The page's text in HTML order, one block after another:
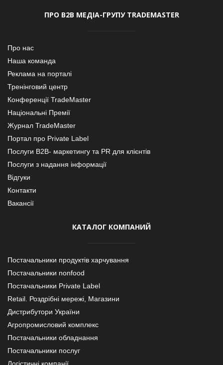
ПРО В2В МЕДІА-ГРУПУ TRADEMASTER
Про нас
Наша команда
Реклама на порталі
Тренінговий центр
Конференції TradeMaster
Національні Премії
Журнал TradeMaster
Портал про Private Label
Послуги В2В- маркетингу та PR для клієнтів
Послуги з надання інформації
Відгуки
Контакти
Вакансії
КАТАЛОГ КОМПАНИЙ
Постачальники продуктів харчування
Постачальники nonfood
Постачальники Private Label
Retail. Роздрібні мережі, Магазини
Дистрибутори України
Агропромисловий комплекс
Постачальники обладнання
Постачальники послуг
Логістичні компанії